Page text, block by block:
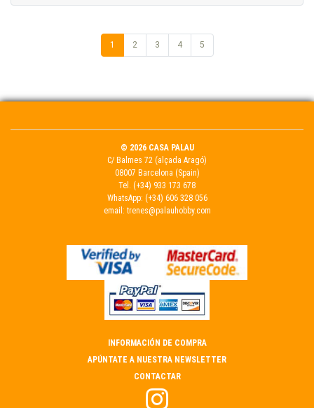
1 2 3 4 5
© 2026 CASA PALAU
C/ Balmes 72 (alçada Aragó)
08007 Barcelona (Spain)
Tel. (+34) 933 173 678
WhatsApp: (+34) 606 328 056
email: trenes@palauhobby.com
INFORMACIÓN DE COMPRA
APÚNTATE A NUESTRA NEWSLETTER
CONTACTAR